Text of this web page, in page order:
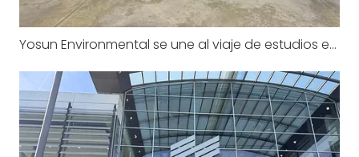
Yosun Environmental se une al viaje de estudios europeo de la Asociación de la Industria de Protección Ambiental de Suzhou: visita a la sede de CRI-MAN en Italia